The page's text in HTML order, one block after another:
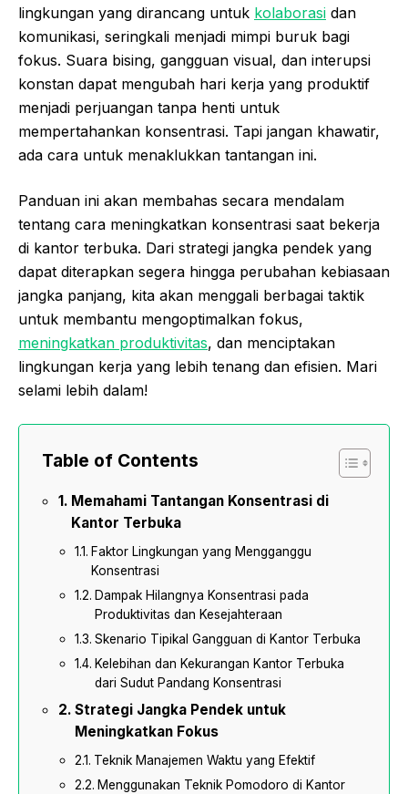
lingkungan yang dirancang untuk kolaborasi dan
komunikasi, seringkali menjadi mimpi buruk bagi
fokus. Suara bising, gangguan visual, dan interupsi
konstan dapat mengubah hari kerja yang produktif
menjadi perjuangan tanpa henti untuk
mempertahankan konsentrasi. Tapi jangan khawatir,
ada cara untuk menaklukkan tantangan ini.
Panduan ini akan membahas secara mendalam
tentang cara meningkatkan konsentrasi saat bekerja
di kantor terbuka. Dari strategi jangka pendek yang
dapat diterapkan segera hingga perubahan kebiasaan
jangka panjang, kita akan menggali berbagai taktik
untuk membantu mengoptimalkan fokus,
meningkatkan produktivitas, dan menciptakan
lingkungan kerja yang lebih tenang dan efisien. Mari
selami lebih dalam!
Table of Contents
Memahami Tantangan Konsentrasi di
Kantor Terbuka
Faktor Lingkungan yang Mengganggu
Konsentrasi
Dampak Hilangnya Konsentrasi pada
Produktivitas dan Kesejahteraan
Skenario Tipikal Gangguan di Kantor Terbuka
Kelebihan dan Kekurangan Kantor Terbuka
dari Sudut Pandang Konsentrasi
Strategi Jangka Pendek untuk
Meningkatkan Fokus
Teknik Manajemen Waktu yang Efektif
Menggunakan Teknik Pomodoro di Kantor